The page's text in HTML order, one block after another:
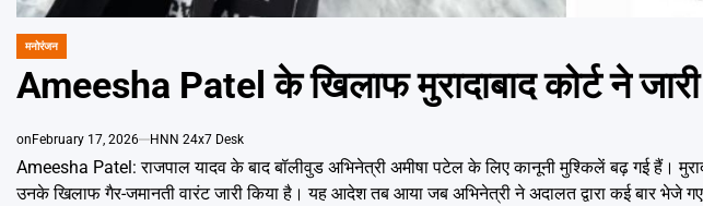
POSTED
IN
मनोरंजन
Ameesha Patel के खिलाफ मुरादाबाद कोर्ट ने
on February 17, 2026 HNN 24x7 Desk
Ameesha Patel: राजपाल यादव के बाद बॉलीवुड अभिनेत्री अमीषा पटेल के लिए कानूनी मुश्किलें बढ़ गई हैं।
उनके खिलाफ गैर-जमानती वारंट जारी किया है। यह आदेश तब आया जब अभिनेत्री ने अदालत द्वारा कई बार भेजे